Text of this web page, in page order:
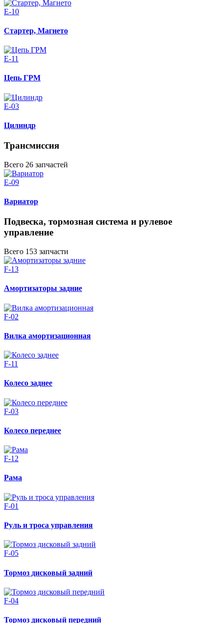
E-10
Стартер, Магнето
E-11
Цепь ГРМ
E-03
Цилиндр
Трансмиссия
Всего 26 запчастей
E-09
Вариатор
Подвеска, тормозная система и рулевое
управление
Всего 153 запчасти
F-13
Амортизаторы задние
F-02
Вилка амортизационная
F-11
Колесо заднее
F-03
Колесо переднее
F-12
Рама
F-01
Руль и троса управления
F-05
Тормоз дисковый задний
F-04
Тормоз дисковый передний